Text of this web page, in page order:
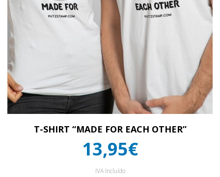
T-SHIRT “MADE FOR EACH OTHER”
13,95€
IVA Incluído